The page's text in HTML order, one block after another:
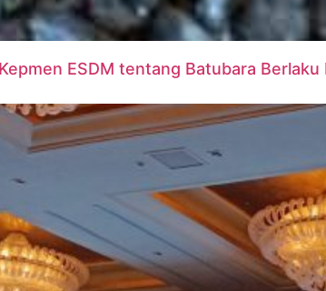
ESDM tentang Batubara